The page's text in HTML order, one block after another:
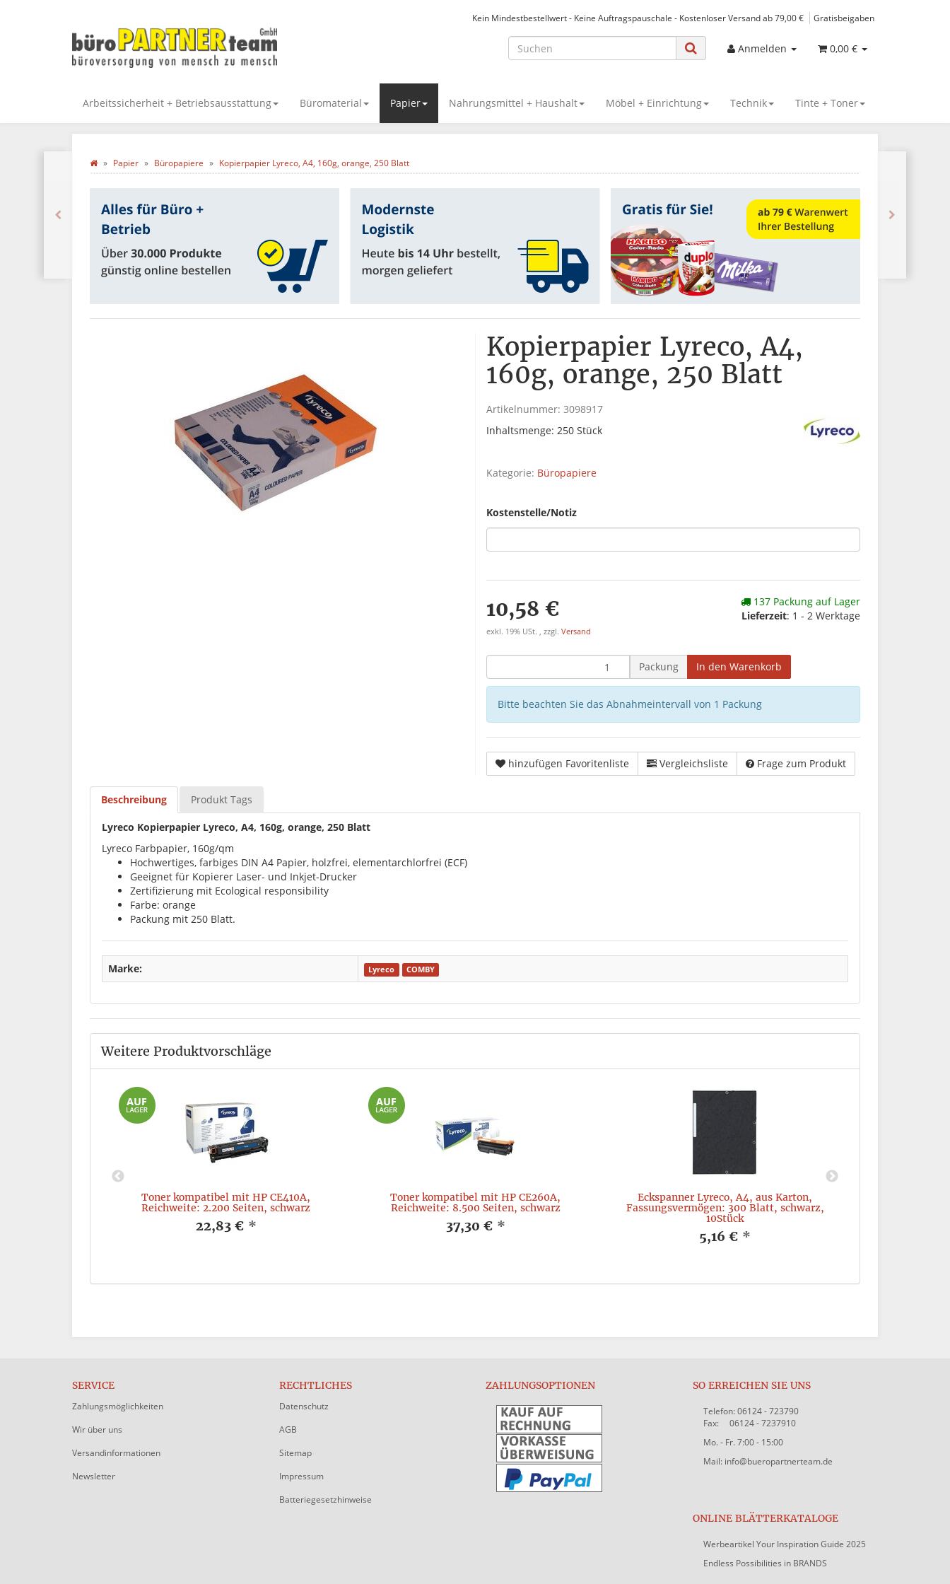
Kein Mindestbestellwert - Keine Auftragspauschale - Kostenloser Versand ab 79,00 € Gratisbeigaben
Anmelden 0,00 €
Arbeitssicherheit + Betriebsausstattung Büromaterial Papier Nahrungsmittel + Haushalt Möbel + Einrichtung Technik Tinte + Toner
Papier Büropapiere Kopierpapier Lyreco, A4, 160g, orange, 250 Blatt
Kopierpapier Lyreco, A4,
160g, orange, 250 Blatt
Artikelnummer: 3098917
Inhaltsmenge: 250 Stück
Kategorie: Büropapiere
Kostenstelle/Notiz
10,58 €
exkl. 19% USt. , zzgl. Versand
137 Packung auf Lager
Lieferzeit: 1 - 2 Werktage
Packung In den Warenkorb
Bitte beachten Sie das Abnahmeintervall von 1 Packung
hinzufügen Favoritenliste Vergleichsliste Frage zum Produkt
Beschreibung Produkt Tags
Lyreco Kopierpapier Lyreco, A4, 160g, orange, 250 Blatt
Lyreco Farbpapier, 160g/qm
Hochwertiges, farbiges DIN A4 Papier, holzfrei, elementarchlorfrei (ECF)
Geeignet für Kopierer Laser- und Inkjet-Drucker
Zertifizierung mit Ecological responsibility
Farbe: orange
Packung mit 250 Blatt.
Marke: Lyreco COMBY
Weitere Produktvorschläge
Toner kompatibel mit HP CE410A,
Reichweite: 2.200 Seiten, schwarz
22,83 € *
Toner kompatibel mit HP CE260A,
Reichweite: 8.500 Seiten, schwarz
37,30 € *
Eckspanner Lyreco, A4, aus Karton,
Fassungsvermögen: 300 Blatt, schwarz,
10Stück
5,16 € *
SERVICE
Zahlungsmöglichkeiten
Wir über uns
Versandinformationen
Newsletter
RECHTLICHES
Datenschutz
AGB
Sitemap
Impressum
Batteriegesetzhinweise
ZAHLUNGSOPTIONEN SO ERREICHEN SIE UNS
Telefon: 06124 - 723790
Fax: 06124 - 7237910
Mo. - Fr. 7:00 - 15:00
Mail: info@bueropartnerteam.de
ONLINE BLÄTTERKATALOGE
Werbeartikel Your Inspiration Guide 2025
Endless Possibilities in BRANDS